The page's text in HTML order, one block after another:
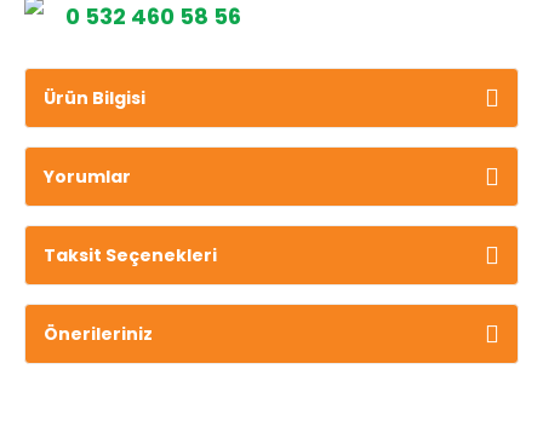
0 532 460 58 56
Ürün Bilgisi
Yorumlar
Taksit Seçenekleri
Önerileriniz